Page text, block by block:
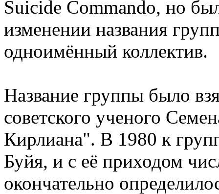
Suicide Commando, но
изменении названия
одноимённый коллектив.
Название группы было
советского ученого
Кирлиана". В 1980 к
Буйя, и с её приходом
окончательно